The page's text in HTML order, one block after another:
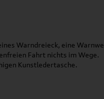
Warndreieck, eine
Fahrt nichts im Wege.
Kunstledertasche.